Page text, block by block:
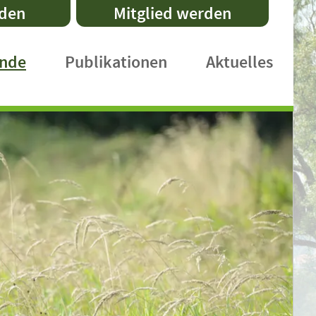
Mitglied werden
Publikationen
DVL-Schriftenreihe
Fachpublikationen
Faltblätter
Praxishefte
International Publications
DVL-Rundbrief
Aktuelles